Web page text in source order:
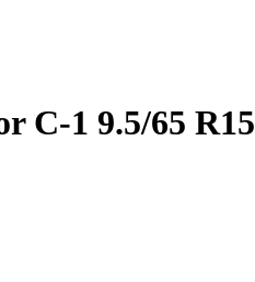
C-1 9.5/65 R15